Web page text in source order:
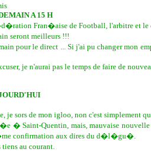
A 15 H
Fran�aise de Football, l'arbitre
seront meilleurs !!!
pour le direct ... Si j'ai pu changer mon
je n'aurai pas le temps de faire de
sors de mon igloo, non c'est simplement
� Saint-Quentin, mais, mauvaise
confirmation aux dires du d�l�gu�.
au courant.